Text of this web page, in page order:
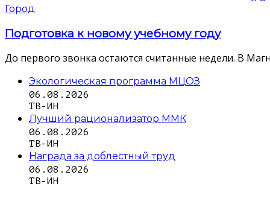
Город
Подготовка к новому учебному году
До первого звонка остаются считанные недели. В
Экологическая программа МЦОЗ
06.08.2026
ТВ-ИН
Лучший рационализатор ММК
06.08.2026
ТВ-ИН
Награда за доблестный труд
06.08.2026
ТВ-ИН